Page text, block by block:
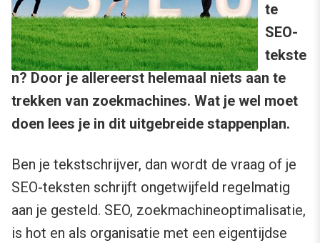
te
SEO-
tekste
n? Door je allereerst helemaal niets aan te
trekken van zoekmachines. Wat je wel moet
doen lees je in dit uitgebreide stappenplan.
Ben je tekstschrijver, dan wordt de vraag of je
SEO-teksten schrijft ongetwijfeld regelmatig
aan je gesteld. SEO, zoekmachineoptimalisatie,
is hot en als organisatie met een eigentijdse